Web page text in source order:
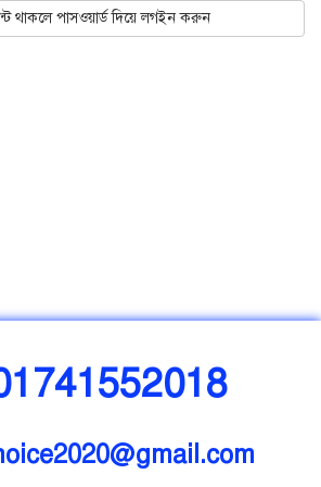
থাকলে পাসওয়ার্ড দিয়ে লগইন করুন